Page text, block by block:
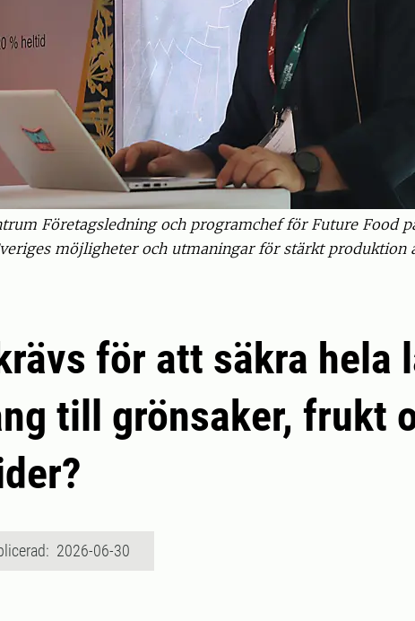
Företagsledning och programchef för Future Food
möjligheter och utmaningar för stärkt
för att säkra hela
till grönsaker, frukt
2026-06-30